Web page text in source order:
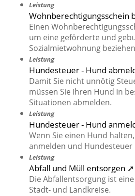
Leistung
Wohnberechtigungsschein
Einen
um eine geförderte und
Sozialmietwohnung
Leistung
Hundesteuer - Hund
Damit Sie nicht unnötig
müssen Sie Ihren Hund in
Situationen abmelden.
Leistung
Hundesteuer - Hund
Wenn Sie einen Hund
anmelden und Hundesteuer
Leistung
Abfall und Müll entsorgen ➚
Die Abfallentsorgung ist
Stadt- und Landkreise.